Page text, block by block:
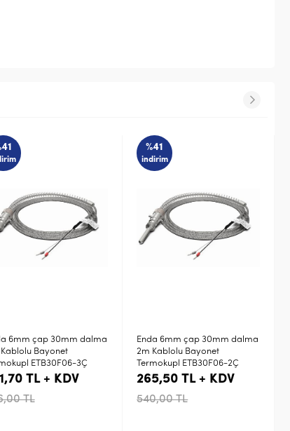
Enda 6mm çap 30mm dalma
2m Kablolu Bayonet
Termokupl ETB30F06-2Ç
265,50 TL + KDV
540,00 TL
Enda PT100 Sıcaklık
5mt Kablolu EP0630-5Ç
1.380,60 TL + KDV